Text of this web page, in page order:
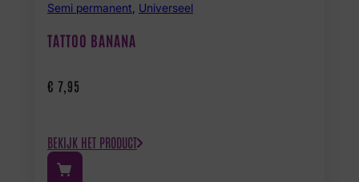
Semi permanent Universeel
TATTOO BANANA
€ 7,95
BEKIJK HET PRODUCT